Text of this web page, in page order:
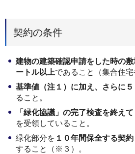
契約の条件
建物の建築確認申請をした時の
ートル以上であること（集合住宅
基準値（注１）に加え、さらに５
ること。
「緑化協議」の完了検査を終え
を受領していること。
緑化部分を １０年間保全する契約
すること（※３）。